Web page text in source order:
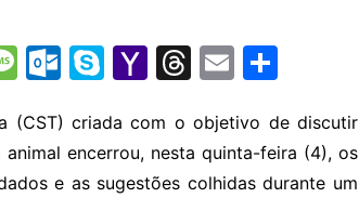
M
s
s
a
O
lo
o
k.
S
y
p
e
Y
h
o
o
T
e
a
d
E
ai
l
ar
e
(CST) criada com o objetivo de discutir
encerrou, nesta quinta-feira (4), os
e as sugestões colhidas durante um